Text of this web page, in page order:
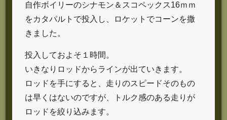
自作ボイリーのシナモン＆スコペックス16ｍｍ
をカタパルトで投入し、ロケットでコーンを撒
きました。
投入しておよそ１時間。
いきなりロッドからラインが出ていきます。
ロッドを手にすると、走りのスピードそのもの
は早くはないのですが、トルク感のある走りが
ロッドを絞り込みます。